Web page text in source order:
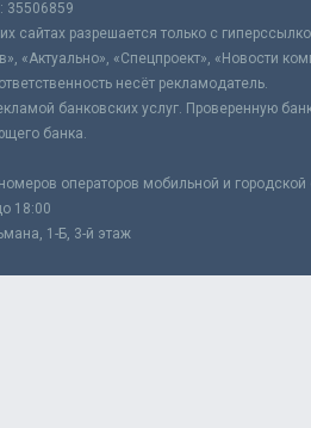
сайтах разрешается только с
«Актуально», «Спецпроект», «Новости
несёт рекламодатель.
банковских услуг. Проверенную
банка.
операторов мобильной и
18:00
1-Б, 3-й этаж